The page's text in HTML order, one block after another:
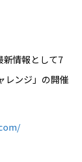
新情報として7
レンジ」の開催